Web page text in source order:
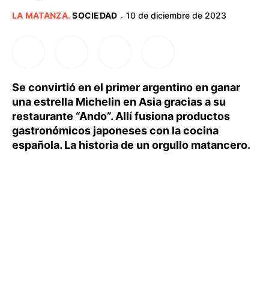
LA MATANZA.SOCIEDAD · 10 de diciembre de 2023
Se convirtió en el primer argentino en ganar
una estrella Michelin en Asia gracias a su
restaurante “Ando”. Allí fusiona productos
gastronómicos japoneses con la cocina
española. La historia de un orgullo matancero.